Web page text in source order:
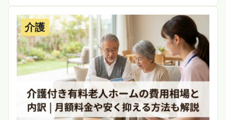
り、その相場 […]
介護